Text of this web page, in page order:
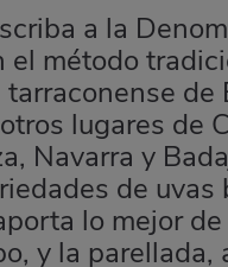
a la
el método
de
lugares de
Navarra y
de uvas
lo mejor
y la parellada,